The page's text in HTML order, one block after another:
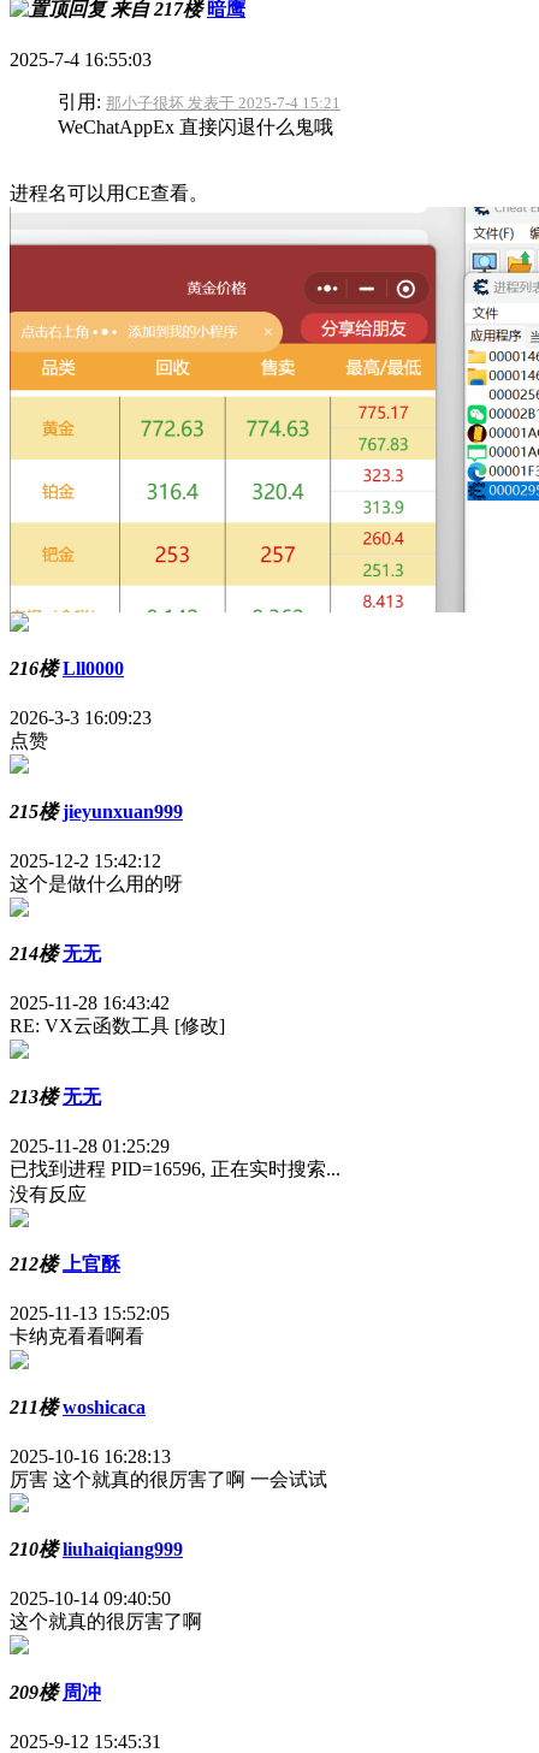
来自 217楼 暗鹰
2025-7-4 16:55:03
引用: 那小子很坏 发表于 2025-7-4 15:21
WeChatAppEx 直接闪退什么鬼哦
进程名可以用CE查看。
216楼 Lll0000
2026-3-3 16:09:23
点赞
215楼 jieyunxuan999
2025-12-2 15:42:12
这个是做什么用的呀
214楼 无无
2025-11-28 16:43:42
RE: VX云函数工具 [修改]
213楼 无无
2025-11-28 01:25:29
已找到进程 PID=16596, 正在实时搜索...
没有反应
212楼 上官酥
2025-11-13 15:52:05
卡纳克看看啊看
211楼 woshicaca
2025-10-16 16:28:13
厉害 这个就真的很厉害了啊 一会试试
210楼 liuhaiqiang999
2025-10-14 09:40:50
这个就真的很厉害了啊
209楼 周冲
2025-9-12 15:45:31